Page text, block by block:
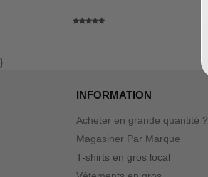
}
INFORMATION
Acheter en grande quantité ?
Magasiner Par Marque
T-shirts en gros local